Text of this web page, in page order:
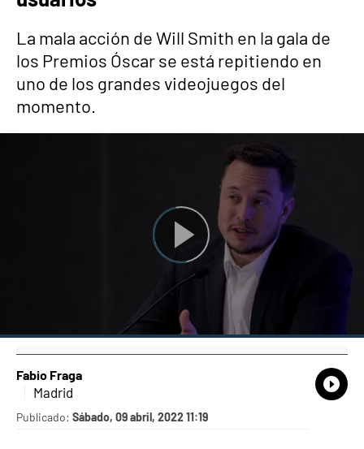
La mala acción de Will Smith en la gala de
los Premios Óscar se está repitiendo en
uno de los grandes videojuegos del
momento.
Fabio Fraga
Madrid
Publicado: Sábado, 09 abril, 2022 11:19